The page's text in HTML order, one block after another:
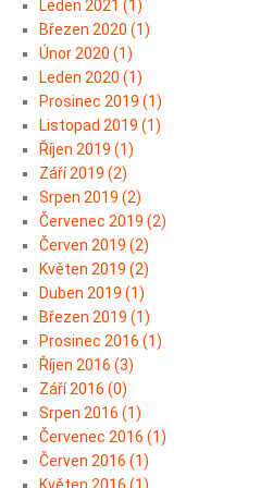
Leden 2021 (1)
Březen 2020 (1)
Únor 2020 (1)
Leden 2020 (1)
Prosinec 2019 (1)
Listopad 2019 (1)
Říjen 2019 (1)
Září 2019 (2)
Srpen 2019 (2)
Červenec 2019 (2)
Červen 2019 (2)
Květen 2019 (2)
Duben 2019 (1)
Březen 2019 (1)
Prosinec 2016 (1)
Říjen 2016 (3)
Září 2016 (0)
Srpen 2016 (1)
Červenec 2016 (1)
Červen 2016 (1)